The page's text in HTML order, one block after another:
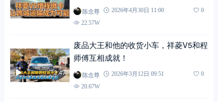
真正具备跨城运输的运营能力
陈念尊 2026年4月30日 11:00
0
22.57W
2:47
废品大王和他的收货小车，祥菱V5和程
师傅互相成就！
陈念尊 2026年3月12日 09:51
0
20.67W